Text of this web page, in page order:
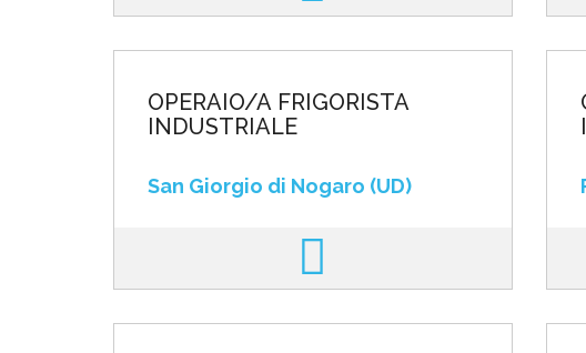
OPERAIO/A FRIGORISTA
INDUSTRIALE
San Giorgio di Nogaro (UD)